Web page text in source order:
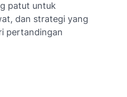
patut untuk
dan strategi yang
pertandingan